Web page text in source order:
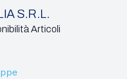
S.R.L.
Articoli